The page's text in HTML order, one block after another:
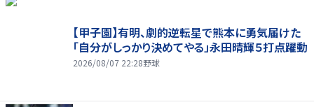
【甲子園】有明、劇的逆転星で熊本に勇気届けた
「自分がしっかり決めてやる」永田晴輝５打点躍動
2026/08/07 22:28野球